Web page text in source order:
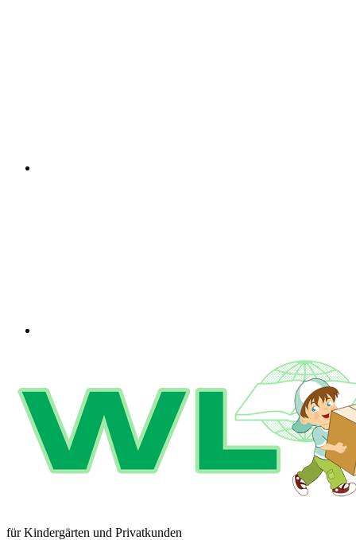
für Kindergärten und Privatkunden